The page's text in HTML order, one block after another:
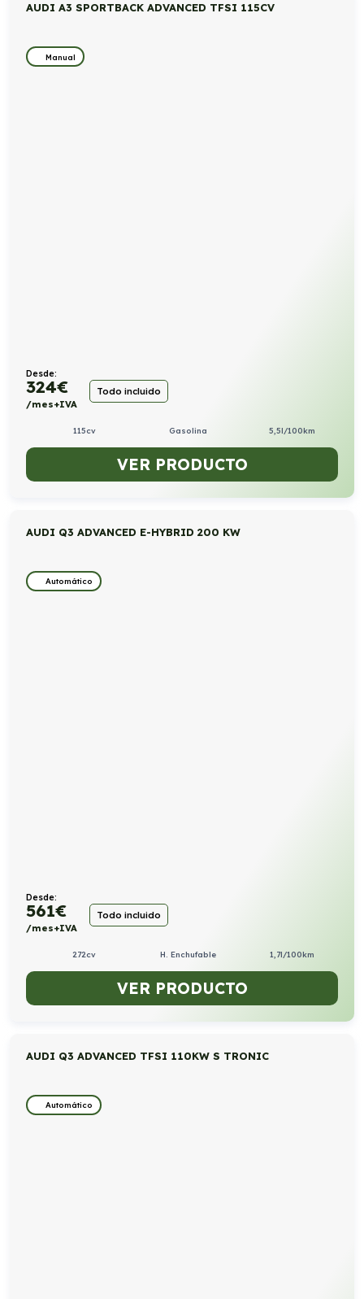
AUDI A3 SPORTBACK ADVANCED TFSI 115CV
Manual
Desde:
324€
/mes+IVA
Todo incluido
115cv Gasolina 5,5l/100km
VER PRODUCTO
AUDI Q3 ADVANCED E-HYBRID 200 KW
Automático
Desde:
561€
/mes+IVA
Todo incluido
272cv H. Enchufable 1,7l/100km
VER PRODUCTO
AUDI Q3 ADVANCED TFSI 110KW S TRONIC
Automático